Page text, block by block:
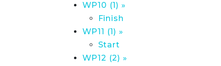
WP10 (1) »
Finish
WP11 (1) »
Start
WP12 (2) »